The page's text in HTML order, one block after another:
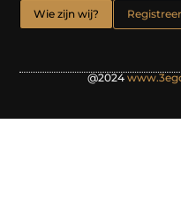
Wie zijn wij? Registreer
@2024